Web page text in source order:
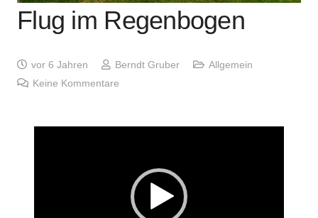
Flug im Regenbogen
vor 6 Jahren Berndt Gruber
Allgemein
Keine Kommentare